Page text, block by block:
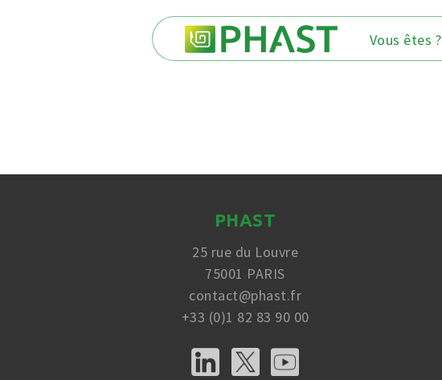
Vous êtes ?
PHAST
25 rue du Louvre
75001 PARIS
contact@phast.fr
+33 (0)1 82 83 90 00